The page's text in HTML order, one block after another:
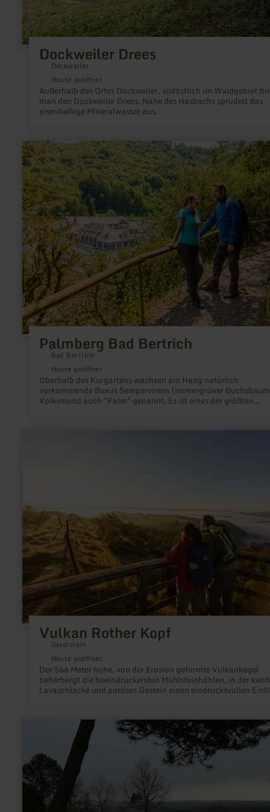
Dockweiler Drees
Dockweiler
Heute geöffnet
Außerhalb des Ortes Dockweiler, südöstlich im Waldgebiet
man den Dockweiler Drees. Nahe des Hasbachs sprudelt das
eisenhaltige Mineralwasser aus.
Palmberg Bad Bertrich
Bad Bertrich
Heute geöffnet
Oberhalb des Kurgartens wachsen am Hang natürlich
vorkommende Buxus Sempervirens (immergrüner
Volksmund auch "Palm" genannt. Es ist eines der größten
mehr
erfahren
zu:
Palmberg
Bad
Bertrich
Vulkan Rother Kopf
Gerolstein
Heute geöffnet
Der 566 Meter hohe, von der Erosion geformte Vulkankegel
beherbergt die beeindruckenden Mühlsteinhöhlen, in der
Lavaschlacke und poröses Gestein einen eindrucksvollen
Observatorium
Hoher
List